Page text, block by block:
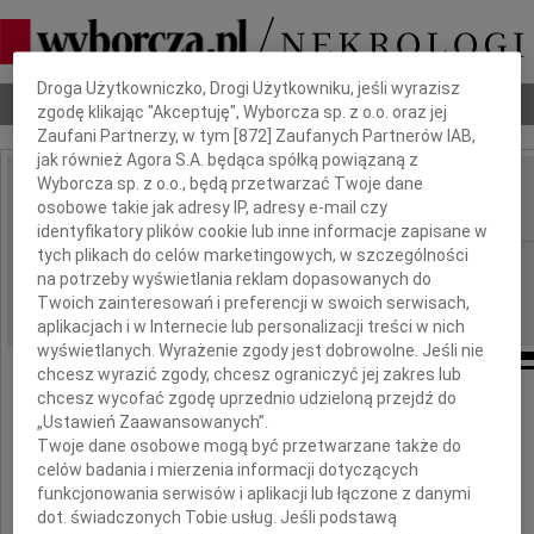
Nekrologi Odeszli Poradnik pogrzebowy
IMIĘ I NAZWISKO: Jerzy Zachorowski
REGION: Kraków
DATA EMISJI: 06.02.2017
Zmarł
Dbamy o Twoją prywatność
Droga Użytkowniczko, Drogi Użytkowniku, jeśli wyrazisz
zgodę klikając "Akceptuję", Wyborcza sp. z o.o. oraz jej
Zaufani Partnerzy, w tym [872 ] Zaufanych Partnerów IAB,
jak również Agora S.A. będąca spółką powiązaną z
Wyborcza sp. z o.o., będą przetwarzać Twoje dane
osobowe takie jak adresy IP, adresy e-mail czy
identyfikatory plików cookie lub inne informacje zapisane w
tych plikach do celów marketingowych, w szczególności
na potrzeby wyświetlania reklam dopasowanych do
Twoich zainteresowań i preferencji w swoich serwisach,
aplikacjach i w Internecie lub personalizacji treści w nich
wyświetlanych. Wyrażenie zgody jest dobrowolne. Jeśli nie
chcesz wyrazić zgody, chcesz ograniczyć jej zakres lub
chcesz wycofać zgodę uprzednio udzieloną przejdź do
„Ustawień Zaawansowanych”.
Twoje dane osobowe mogą być przetwarzane także do
celów badania i mierzenia informacji dotyczących
funkcjonowania serwisów i aplikacji lub łączone z danymi
dot. świadczonych Tobie usług. Jeśli podstawą